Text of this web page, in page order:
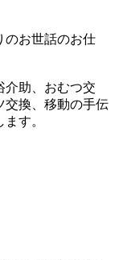
のお世話のお仕
介助、おむつ交
交換、移動の手伝
す。